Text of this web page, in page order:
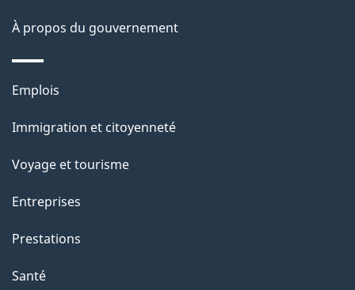
n
s
r
c
t
t
p
a
À propos du gouvernement
Thèmes
sujets
Emplois
Immigration et citoyenneté
Voyage et tourisme
Entreprises
Prestations
Santé